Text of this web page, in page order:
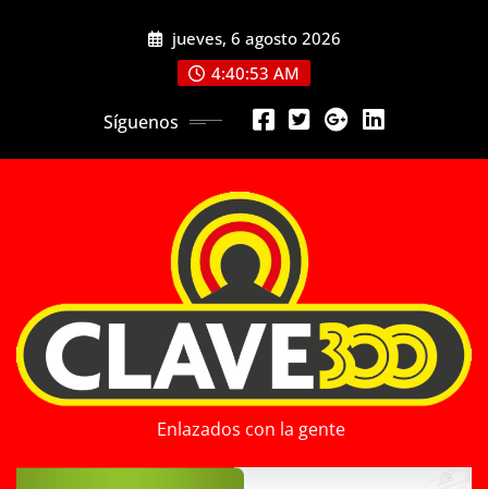
jueves, 6 agosto 2026
4:40:55 AM
Síguenos
Enlazados con la gente